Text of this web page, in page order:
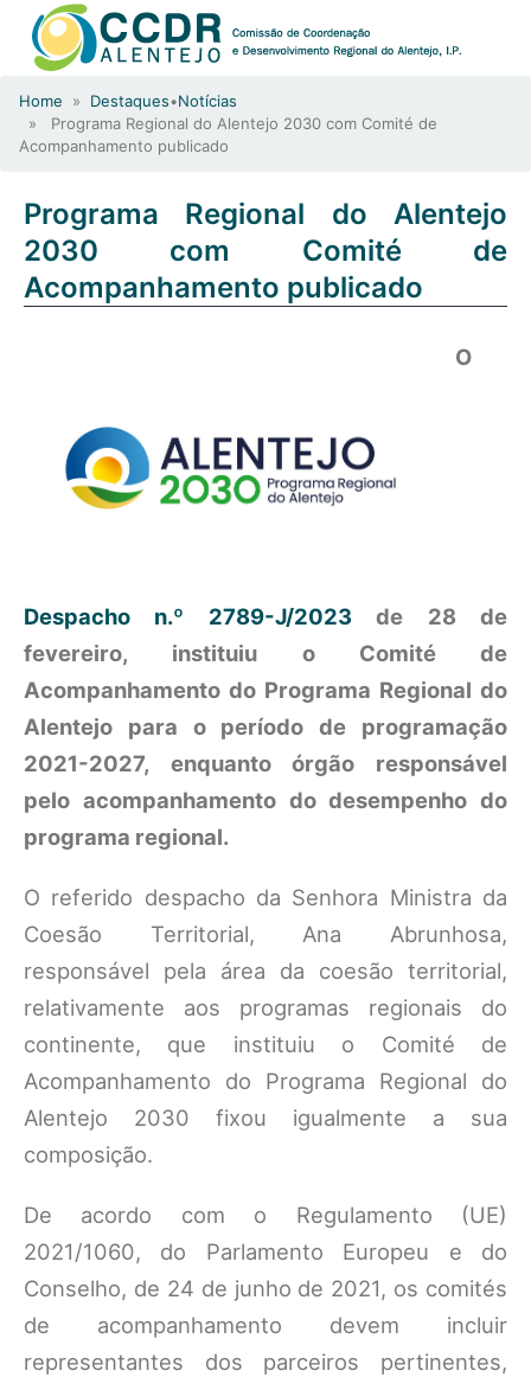
Home » Destaques•Notícias
» Programa Regional do Alentejo 2030 com Comité de
Acompanhamento publicado
Programa Regional do Alentejo
2030 com Comité de
Acompanhamento publicado
O
Despacho n.º 2789-J/2023de 28 de
fevereiro, instituiu o Comité de
Acompanhamento do Programa Regional do
Alentejo para o período de programação
2021-2027, enquanto órgão responsável
pelo acompanhamento do desempenho do
programa regional.
O referido despacho da Senhora Ministra da
Coesão Territorial, Ana Abrunhosa,
responsável pela área da coesão territorial,
relativamente aos programas regionais do
continente, que instituiu o Comité de
Acompanhamento do Programa Regional do
Alentejo 2030 fixou igualmente a sua
composição.
De acordo com o Regulamento (UE)
2021/1060, do Parlamento Europeu e do
Conselho, de 24 de junho de 2021, os comités
de acompanhamento devem incluir
representantes dos parceiros pertinentes,